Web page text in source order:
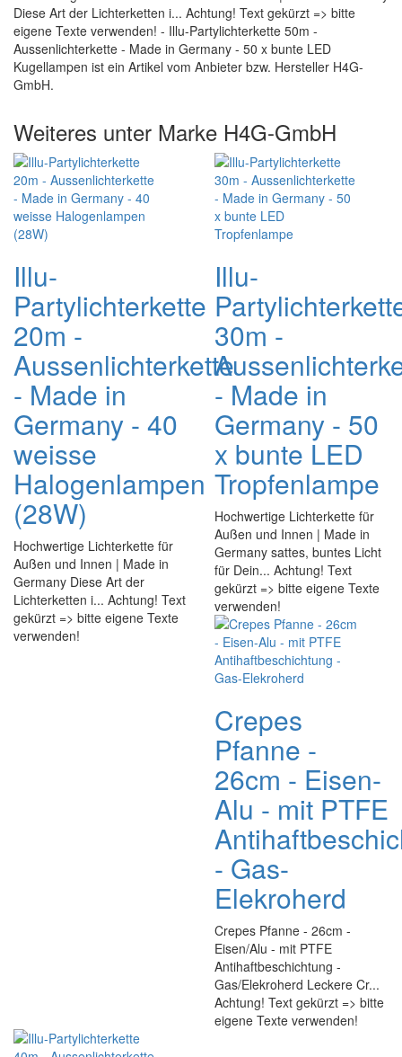
Diese Art der Lichterketten i... Achtung! Text gekürzt => bitte
eigene Texte verwenden! - Illu-Partylichterkette 50m -
Aussenlichterkette - Made in Germany - 50 x bunte LED
Kugellampen ist ein Artikel vom Anbieter bzw. Hersteller H4G-
GmbH.
Weiteres unter Marke H4G-GmbH
Illu-
Partylichterkette
20m -
Aussenlichterkette
- Made in
Germany - 40
weisse
Halogenlampen
(28W)
Hochwertige Lichterkette für
Außen und Innen | Made in
Germany Diese Art der
Lichterketten i... Achtung! Text
gekürzt => bitte eigene Texte
verwenden!
Illu-
30m -
- Made in
Germany - 50
x bunte LED
Tropfenlampe
Hochwertige Lichterkette für
Außen und Innen | Made in
Germany sattes, buntes Licht
für Dein... Achtung! Text
gekürzt => bitte eigene Texte
verwenden!
Crepes
Pfanne -
26cm - Eisen-
Alu - mit PTFE
- Gas-
Elekroherd
Crepes Pfanne - 26cm -
Eisen/Alu - mit PTFE
Antihaftbeschichtung -
Gas/Elekroherd Leckere Cr...
Achtung! Text gekürzt => bitte
eigene Texte verwenden!